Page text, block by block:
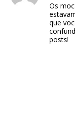
Os
que
posts!